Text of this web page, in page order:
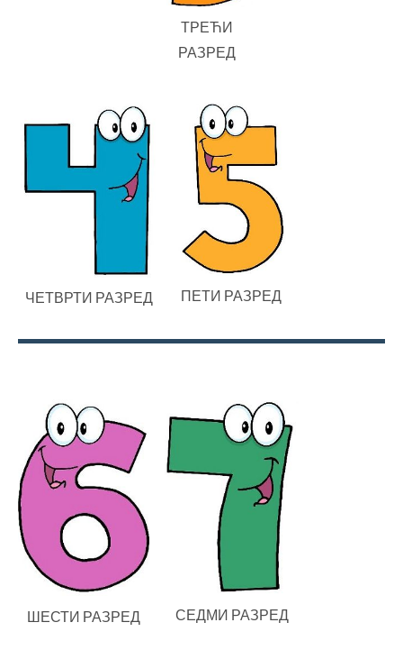
ТРЕЋИ
РАЗРЕД
ЧЕТВРТИ РАЗРЕД ПЕТИ РАЗРЕД
ШЕСТИ РАЗРЕД СЕДМИ РАЗРЕД